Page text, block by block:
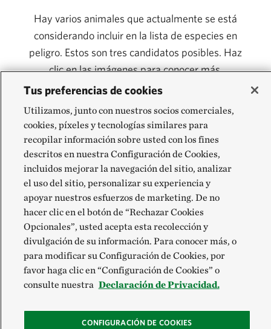
Hay varios animales que actualmente se está
considerando incluir en la lista de especies en
peligro. Estos son tres candidatos posibles. Haz
clic en las imágenes para conocer más.
Murciélago
tricolor
Texas
Heelsplitter
Tus preferencias de cookies
Utilizamos, junto con nuestros socios comerciales,
cookies, píxeles y tecnologías similares para
recopilar información sobre usted con los fines
descritos en nuestra Configuración de Cookies,
incluidos mejorar la navegación del sitio, analizar
el uso del sitio, personalizar su experiencia y
apoyar nuestros esfuerzos de marketing. De no
hacer clic en el botón de “Rechazar Cookies
Opcionales”, usted acepta esta recolección y
divulgación de su información. Para conocer más, o
para modificar su Configuración de Cookies, por
favor haga clic en “Configuración de Cookies” o
consulte nuestra Declaración de Privacidad.
CONFIGURACIÓN DE COOKIES